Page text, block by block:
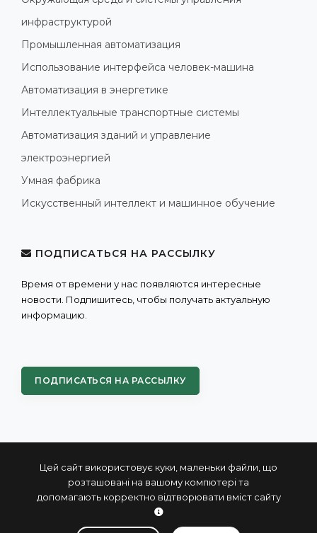
Цей сайт використовує куки, маленьки файли, що
розташовані на вашому компютері та
допомагають корректно відтворювати вміст сайту
инфраструктурой
Промышленная автоматизация
Использование интерфейса человек-машина
Автоматизация в энергетике
Интеллектуальные транспортные системы
Автоматизация зданий и управление
электроэнергией
Умная фабрика
Искусственный интеллект и машинное обучение
ПОДПИСАТЬСЯ НА РАССЫЛКУ
Время от времени у нас появляются интересные
новости. Подпишитесь, чтобы получать актуальную
информацию.
ПОДПИСАТЬСЯ НА РАССЫЛКУ
© 2004 - 2026 ПРОКСИС™ - промышленные компьютеры
и системы